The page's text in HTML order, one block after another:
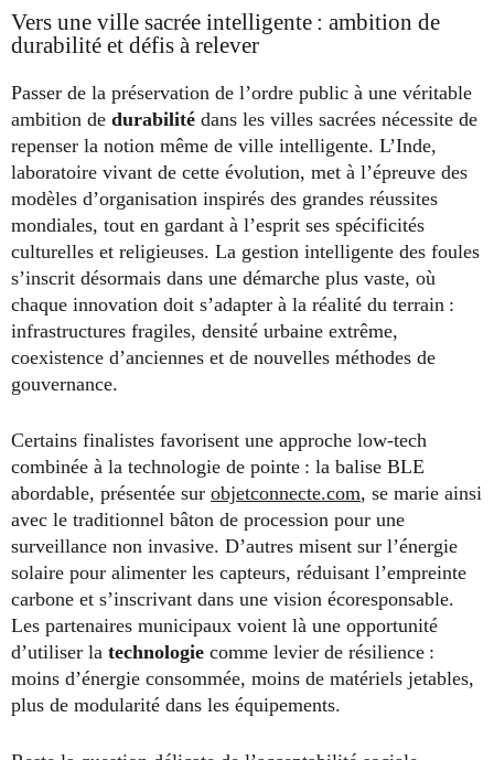
Vers une ville sacrée intelligente : ambition de
durabilité et défis à relever
Passer de la préservation de l’ordre public à une véritable
ambition de durabilité dans les villes sacrées nécessite de
repenser la notion même de ville intelligente. L’Inde,
laboratoire vivant de cette évolution, met à l’épreuve des
modèles d’organisation inspirés des grandes réussites
mondiales, tout en gardant à l’esprit ses spécificités
culturelles et religieuses. La gestion intelligente des foules
s’inscrit désormais dans une démarche plus vaste, où
chaque innovation doit s’adapter à la réalité du terrain :
infrastructures fragiles, densité urbaine extrême,
coexistence d’anciennes et de nouvelles méthodes de
gouvernance.
Certains finalistes favorisent une approche low-tech
combinée à la technologie de pointe : la balise BLE
abordable, présentée sur objetconnecte.com, se marie ainsi
avec le traditionnel bâton de procession pour une
surveillance non invasive. D’autres misent sur l’énergie
solaire pour alimenter les capteurs, réduisant l’empreinte
carbone et s’inscrivant dans une vision écoresponsable.
Les partenaires municipaux voient là une opportunité
d’utiliser la technologie comme levier de résilience :
moins d’énergie consommée, moins de matériels jetables,
plus de modularité dans les équipements.